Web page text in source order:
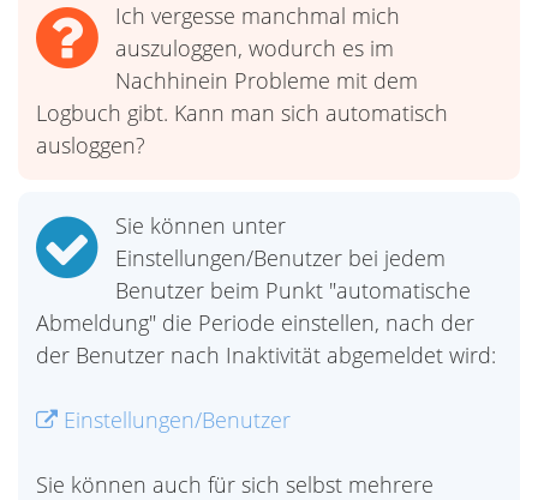
Ich vergesse manchmal mich
auszuloggen, wodurch es im
Nachhinein Probleme mit dem
Logbuch gibt. Kann man sich automatisch
ausloggen?
Sie können unter
Einstellungen/Benutzer bei jedem
Benutzer beim Punkt "automatische
Abmeldung" die Periode einstellen, nach der
der Benutzer nach Inaktivität abgemeldet wird:
Einstellungen/Benutzer
Sie können auch für sich selbst mehrere